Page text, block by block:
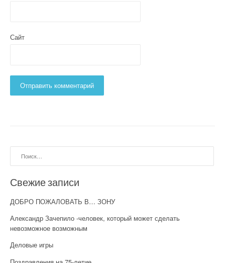
Сайт
Свежие записи
ДОБРО ПОЖАЛОВАТЬ В… ЗОНУ
Александр Зачепило -человек, который может сделать
невозможное возможным
Деловые игры